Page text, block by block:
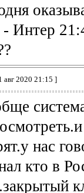
- Интер
авг 2020 21:15 ]
нас
кто в